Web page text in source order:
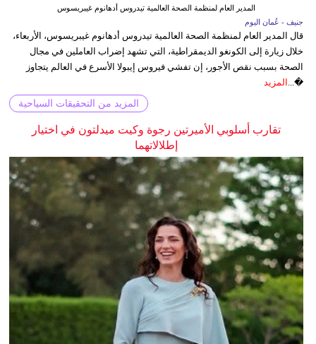
المدير العام لمنظمة الصحة العالمية تيدروس أدهانوم غيبريسوس
جنيف - عُمان اليوم
قال المدير العام لمنظمة الصحة العالمية تيدروس أدهانوم غيبريسوس، الأربعاء،
خلال زيارة إلى الكونغو الديمقراطية، التي تشهد إضراب العاملين في مجال
الصحة بسبب نقص الأجور، إن تفشي فيروس إيبولا الأسرع في العالم يتجاوز
�... المزيد
المزيد من التحقيقات السياحية
تقارب أسلوبي الأميرتين رجوة وكيت ميدلتون في اختيار
إطلالاتهما